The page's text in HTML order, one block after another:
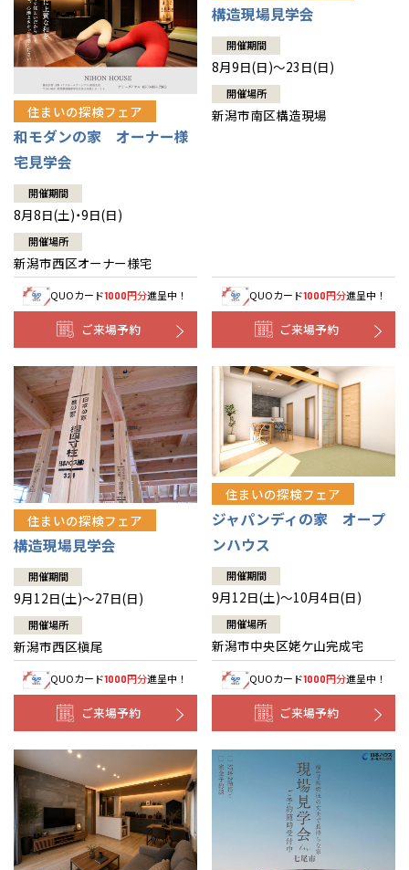
住まいの探検フェア
和モダンの家 オーナー様
宅見学会
開催期間
8月8日(土)・9日(日)
開催場所
新潟市西区オーナー様宅
QUOカード1000円分進呈中！
ご来場予約
構造現場見学会
開催期間
8月9日(日)～23日(日)
開催場所
新潟市南区構造現場
QUOカード1000円分進呈中！
ご来場予約
住まいの探検フェア
構造現場見学会
開催期間
9月12日(土)～27日(日)
開催場所
新潟市西区槇尾
QUOカード1000円分進呈中！
ご来場予約
住まいの探検フェア
ジャパンディの家 オープ
ンハウス
開催期間
9月12日(土)～10月4日(日)
開催場所
新潟市中央区姥ケ山完成宅
QUOカード1000円分進呈中！
ご来場予約